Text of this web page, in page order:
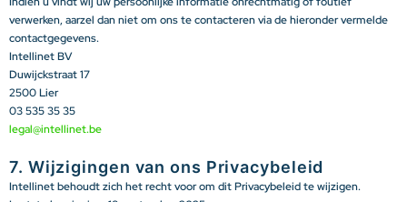
verwerken, aarzel dan niet om ons te contacteren via de hieronder vermelde
contactgegevens.
Intellinet BV
Duwijckstraat 17
2500 Lier
03 535 35 35
legal@intellinet.be
7. Wijzigingen van ons Privacybeleid
Intellinet behoudt zich het recht voor om dit Privacybeleid te wijzigen.